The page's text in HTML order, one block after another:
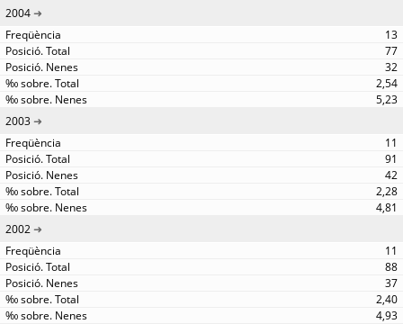
2004
13
77
32
2,54
5,23
2003
11
91
42
2,28
4,81
2002
11
88
37
2,40
4,93